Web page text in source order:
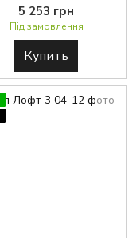
5 253 грн
Під замовлення
Купить